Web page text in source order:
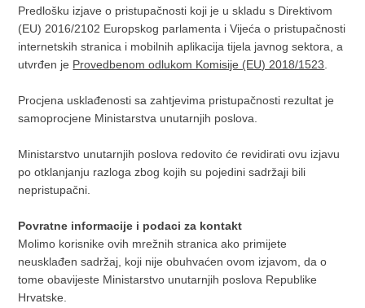
Predlošku izjave o pristupačnosti koji je u skladu s Direktivom
(EU) 2016/2102 Europskog parlamenta i Vijeća o pristupačnosti
internetskih stranica i mobilnih aplikacija tijela javnog sektora, a
utvrđen je Provedbenom odlukom Komisije (EU) 2018/1523
Procjena usklađenosti sa zahtjevima pristupačnosti rezultat je
samoprocjene Ministarstva unutarnjih poslova.
Ministarstvo unutarnjih poslova redovito će revidirati ovu izjavu
po otklanjanju razloga zbog kojih su pojedini sadržaji bili
nepristupačni.
Povratne informacije i podaci za kontakt
Molimo korisnike ovih mrežnih stranica ako primijete
neusklađen sadržaj, koji nije obuhvaćen ovom izjavom, da o
tome obavijeste Ministarstvo unutarnjih poslova Republike
Hrvatske.